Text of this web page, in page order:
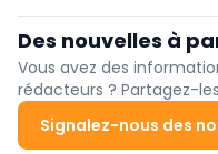
diagnostic ou de
AutoCrew, cette transition
Des nouvelles à
Vous avez des
rédacteurs ? Partagez-
Signalez-nous des